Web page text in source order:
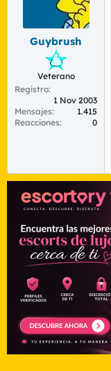
Guybrush
Veterano
Registro
1 Nov 2003
Mensajes
1.415
Reacciones
0